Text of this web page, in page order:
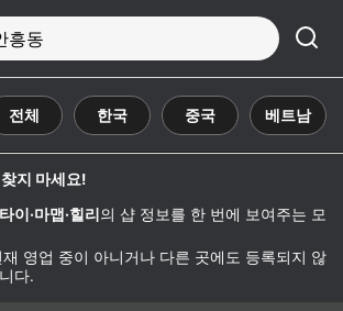
흥동
전체 한국 중국 베트남
지 마세요!
이·마맵·힐리 의 샵 정보를 한 번에 보여주는 모
영업 중이 아니거나 다른 곳에도 등록되지 않
다.